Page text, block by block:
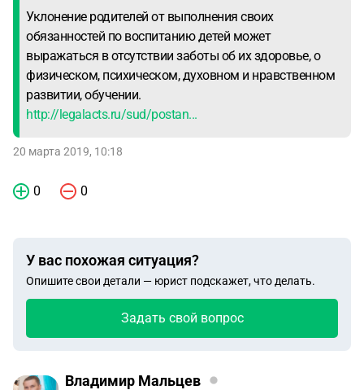
Уклонение родителей от выполнения своих
обязанностей по воспитанию детей может
выражаться в отсутствии заботы об их здоровье, о
физическом, психическом, духовном и нравственном
развитии, обучении.
http://legalacts.ru/sud/postan...
20 марта 2019, 10:18
0 0
У вас похожая ситуация?
Опишите свои детали — юрист подскажет, что делать.
Задать свой вопрос
Владимир Мальцев